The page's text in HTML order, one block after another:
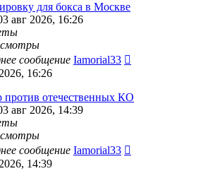
для бокса в Москве
авг 2026, 16:26
сообщение Iamorial33
16:26
против отечественных КО
авг 2026, 14:39
сообщение Iamorial33
14:39